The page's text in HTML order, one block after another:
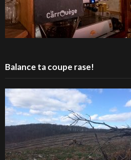
Balance ta coupe rase!